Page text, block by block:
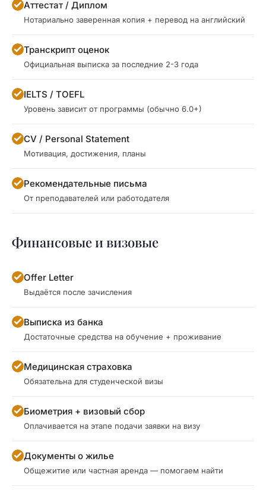
Аттестат / Диплом
Нотариально заверенная копия + перевод на английский
Транскрипт оценок
Официальная выписка за последние 2-3 года
IELTS / TOEFL
Уровень зависит от программы (обычно 6.0+)
CV / Personal Statement
Мотивация, достижения, планы
Рекомендательные письма
От преподавателей или работодателя
Финансовые и визовые
Offer Letter
Выдаётся после зачисления
Выписка из банка
Достаточные средства на обучение + проживание
Медицинская страховка
Обязательна для студенческой визы
Биометрия + визовый сбор
Оплачивается на этапе подачи заявки на визу
Документы о жилье
Общежитие или частная аренда — помогаем найти